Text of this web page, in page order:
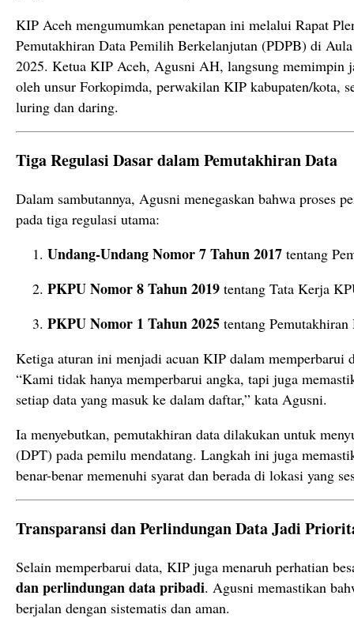
KIP Aceh mengumumkan penetapan ini melalui Rapat
Pemutakhiran Data Pemilih Berkelanjutan (PDPB) di
2025. Ketua KIP Aceh, Agusni AH, langsung memimpin
oleh unsur Forkopimda, perwakilan KIP kabupaten/kota,
luring dan daring.
Tiga Regulasi Dasar dalam Pemutakhiran Data
Dalam sambutannya, Agusni menegaskan bahwa proses
pada tiga regulasi utama:
Undang-Undang Nomor 7 Tahun 2017 tentang
PKPU Nomor 8 Tahun 2019 tentang Tata Kerja
PKPU Nomor 1 Tahun 2025 tentang
Ketiga aturan ini menjadi acuan KIP dalam memperbarui
“Kami tidak hanya memperbarui angka, tapi juga
setiap data yang masuk ke dalam daftar,” kata Agusni.
Ia menyebutkan, pemutakhiran data dilakukan untuk
(DPT) pada pemilu mendatang. Langkah ini juga
benar-benar memenuhi syarat dan berada di lokasi yang
Transparansi dan Perlindungan Data Jadi
Selain memperbarui data, KIP juga menaruh perhatian
dan perlindungan data pribadi. Agusni memastikan
berjalan dengan sistematis dan aman.